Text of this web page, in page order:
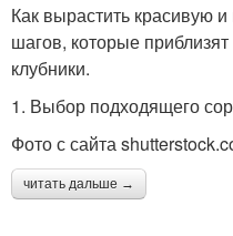
Как вырастить красивую
шагов, которые
клубники.
1. Выбор подходящего
Фото с сайта
читать дальше →